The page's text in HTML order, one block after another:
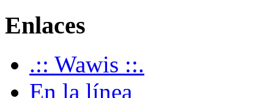
Enlaces
.:: Wawis ::.
En la línea